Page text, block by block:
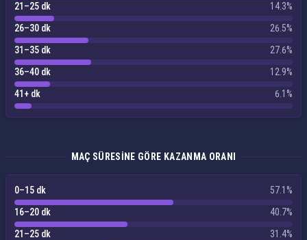
21–25 dk
14.3%
26–30 dk
26.5%
31–35 dk
27.6%
36–40 dk
12.9%
41+ dk
6.1%
MAÇ SÜRESINE GÖRE KAZANMA ORANI
0–15 dk
57.1%
16–20 dk
40.7%
21–25 dk
31.4%